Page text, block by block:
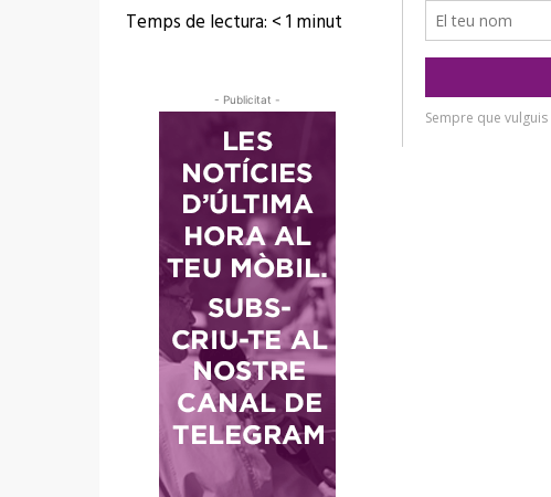
Temps de lectura: < 1minut
- Publicitat -